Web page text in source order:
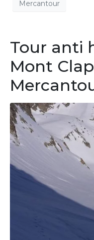
Mercantour
Tour anti
Mont